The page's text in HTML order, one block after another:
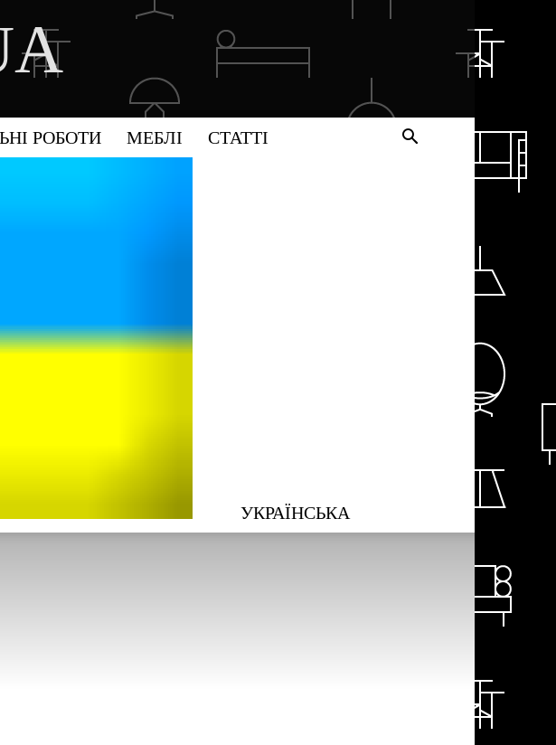
РОБОТИ МЕБЛІ
СТАТТІ
УКРАЇНСЬКА